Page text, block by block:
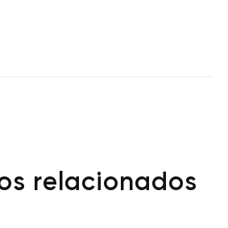
relacionados